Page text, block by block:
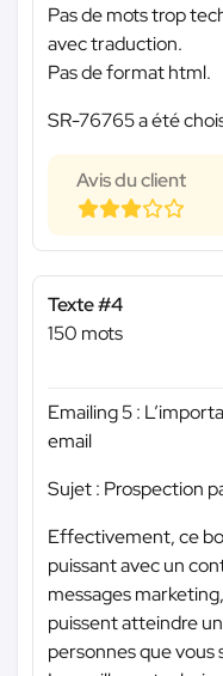
Pas de mots trop
avec traduction.
Pas de format html.
SR-76765 a été
Avis du client
Texte #4
150 mots
Emailing 5 :
email
Sujet : Prospection
Effectivement, ce
puissant avec un
messages
puissent atteindre
personnes que vous